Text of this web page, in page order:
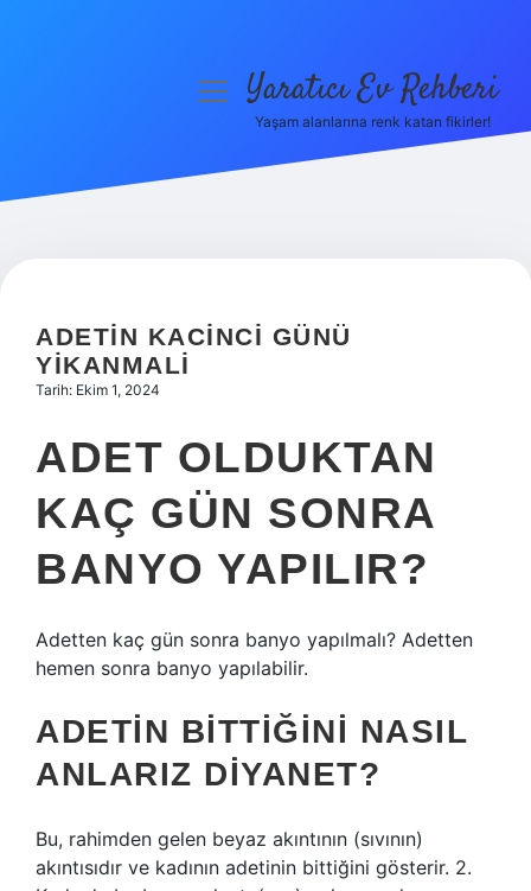
Hakkımızda
menüyüYaratıcı Ev Rehberi
Yaşam alanlarına renk katan fikirler!
ADETIN KACINCI GÜNÜ
YIKANMALI
Tarih: Ekim 1, 2024
ADET OLDUKTAN
KAÇ GÜN SONRA
BANYO YAPILIR?
Adetten kaç gün sonra banyo yapılmalı? Adetten
hemen sonra banyo yapılabilir.
ADETIN BITTIĞINI NASIL
ANLARIZ DIYANET?
Bu, rahimden gelen beyaz akıntının (sıvının)
akıntısıdır ve kadının adetinin bittiğini gösterir. 2.